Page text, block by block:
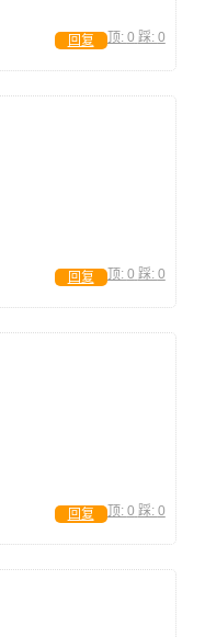
顶: 0 踩: 0
回复
顶: 0 踩: 0
回复
顶: 0 踩: 0
回复